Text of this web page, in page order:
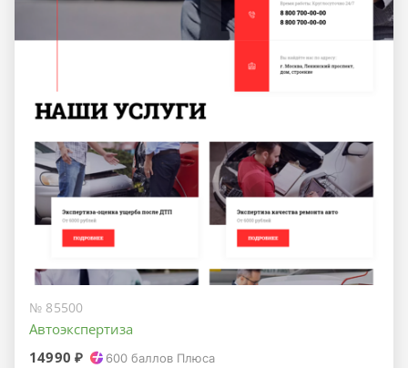
№ 85500
Автоэкспертиза
14990 ₽
600 баллов Плюса